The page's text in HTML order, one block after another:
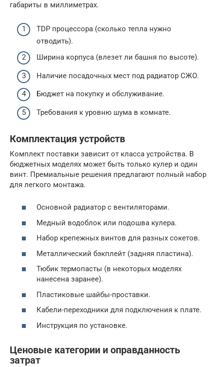
габариты в миллиметрах.
TDP процессора (сколько тепла нужно
отводить).
Ширина корпуса (влезет ли башня по высоте).
Наличие посадочных мест под радиатор СЖО.
Бюджет на покупку и обслуживание.
Требования к уровню шума в комнате.
Комплектация устройств
Комплект поставки зависит от класса устройства. В
бюджетных моделях может быть только кулер и один
винт. Премиальные решения предлагают полный набор
для легкого монтажа.
Основной радиатор с вентиляторами.
Медный водоблок или подошва кулера.
Набор крепежных винтов для разных сокетов.
Металлический бэкплейт (задняя пластина).
Тюбик термопасты (в некоторых моделях
нанесена заранее).
Пластиковые шайбы-проставки.
Кабели-переходники для подключения к плате.
Инструкция по установке.
Ценовые категории и оправданность
затрат